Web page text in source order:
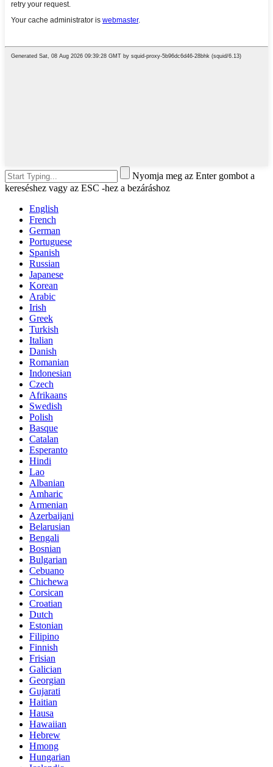
Nyomja meg az Enter gombot a
kereséshez vagy az ESC -hez a bezáráshoz
English
French
German
Portuguese
Spanish
Russian
Japanese
Korean
Arabic
Irish
Greek
Turkish
Italian
Danish
Romanian
Indonesian
Czech
Afrikaans
Swedish
Polish
Basque
Catalan
Esperanto
Hindi
Lao
Albanian
Amharic
Armenian
Azerbaijani
Belarusian
Bengali
Bosnian
Bulgarian
Cebuano
Chichewa
Corsican
Croatian
Dutch
Estonian
Filipino
Finnish
Frisian
Galician
Georgian
Gujarati
Haitian
Hausa
Hawaiian
Hebrew
Hmong
Hungarian